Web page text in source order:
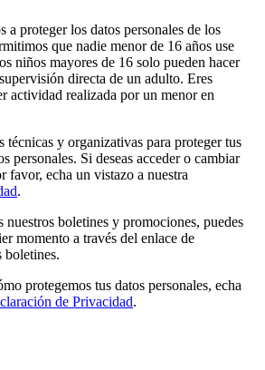
a proteger los datos personales de los
que nadie menor de 16 años use
niños mayores de 16 solo pueden hacer
directa de un adulto. Eres
actividad realizada por un menor en
técnicas y organizativas para proteger tus
personales. Si deseas acceder o cambiar
favor, echa un vistazo a nuestra
.
nuestros boletines y promociones, puedes
momento a través del enlace de
boletines.
protegemos tus datos personales, echa
de Privacidad.